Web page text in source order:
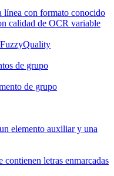
línea con formato conocido
calidad de OCR variable
de grupo
de grupo
elemento auxiliar y una
letras enmarcadas